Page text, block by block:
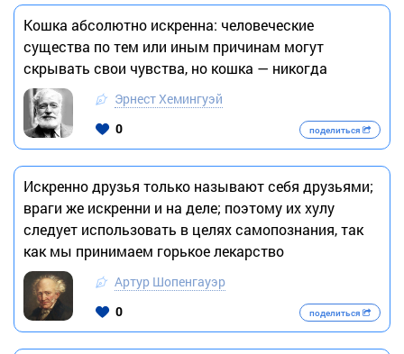
Кошка абсолютно искренна: человеческие
существа по тем или иным причинам могут
скрывать свои чувства, но кошка — никогда
Эрнест Хемингуэй
0
поделиться
Искренно друзья только называют себя друзьями;
враги же искренни и на деле; поэтому их хулу
следует использовать в целях самопознания, так
как мы принимаем горькое лекарство
Артур Шопенгауэр
0
поделиться